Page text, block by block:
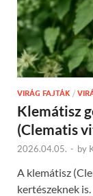
VIRÁG FAJTÁK /
Klemátisz
(Clematis
2026.04.05. - by
A klemátisz
kertészeknek